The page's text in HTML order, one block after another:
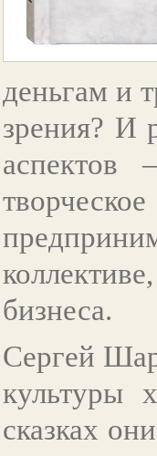
деньгам и
зрения? И
аспектов
бизнеса.
Сергей
культуры
сказках